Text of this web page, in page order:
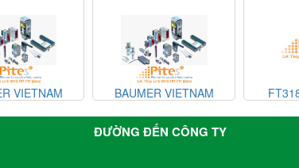
BAUMER VIETNAM
FT318BI.X3/2N, 8-
A511-221H1, COH58S-
00004,XG5-A1-01-FD,
ĐƯỜNG ĐẾN CÔNG TY